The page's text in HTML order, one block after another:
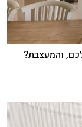
והמעצבת?